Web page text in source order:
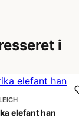
i
elefant han